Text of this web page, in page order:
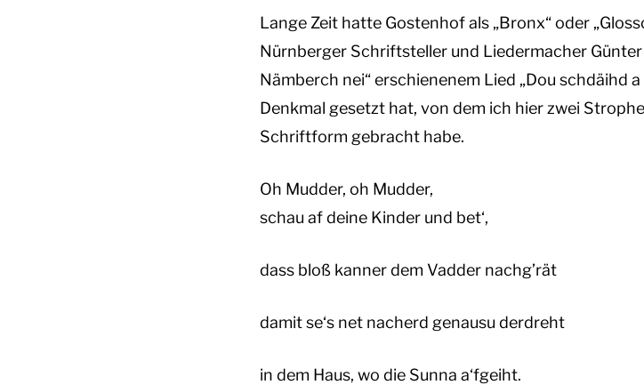
Lange Zeit hatte Gostenhof als „Bronx“ oder
Nürnberger Schriftsteller und Liedermacher
Nämberch nei“ erschienenem Lied „Dou schdäihd
Denkmal gesetzt hat, von dem ich hier zwei
Schriftform gebracht habe.
Oh Mudder, oh Mudder,
schau af deine Kinder und bet‘,
dass bloß kanner dem Vadder nachg’rät
damit se‘s net nacherd genausu derdreht
in dem Haus, wo die Sunna a‘fgeiht.